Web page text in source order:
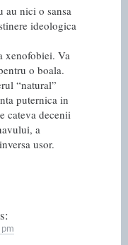
au nici o sansa
ideologica
xenofobiei. Va
o boala.
“natural”
puternica in
cateva decenii
a
usor.